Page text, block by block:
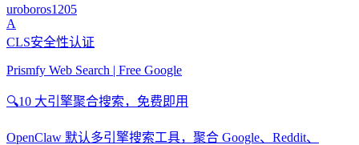
uroboros1205
A
CLS安全性认证
Prismfy Web Search | Free Google
🔍10 大引擎聚合搜索，免费即用
OpenClaw 默认多引擎搜索工具，聚合 Google、Reddit、